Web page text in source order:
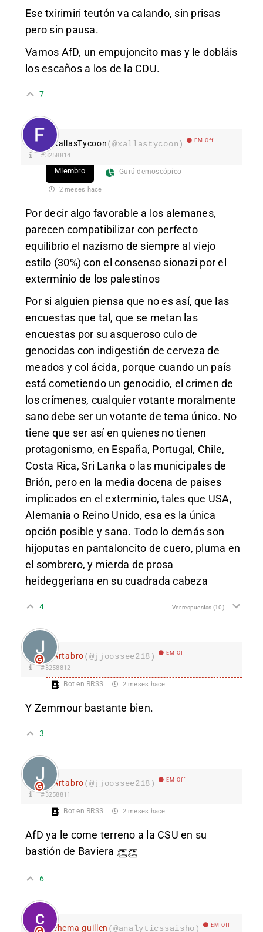
Ese txirimiri teutón va calando, sin prisas
pero sin pausa.
Vamos AfD, un empujoncito mas y le dobláis
los escaños a los de la CDU.
7
XallasTycoon(@xallastycoon) EM Off
#3258814
Miembro Gurú demoscópico
2 meses hace
Por decir algo favorable a los alemanes,
parecen compatibilizar con perfecto
equilibrio el nazismo de siempre al viejo
estilo (30%) con el consenso sionazi por el
exterminio de los palestinos
Por si alguien piensa que no es así, que las
encuestas que tal, que se metan las
encuestas por su asqueroso culo de
genocidas con indigestión de cerveza de
meados y col ácida, porque cuando un país
está cometiendo un genocidio, el crimen de
los crímenes, cualquier votante moralmente
sano debe ser un votante de tema único. No
tiene que ser así en quienes no tienen
protagonismo, en España, Portugal, Chile,
Costa Rica, Sri Lanka o las municipales de
Brión, pero en la media docena de paises
implicados en el exterminio, tales que USA,
Alemania o Reino Unido, esa es la única
opción posible y sana. Todo lo demás son
hijoputas en pantaloncito de cuero, pluma en
el sombrero, y mierda de prosa
heideggeriana en su cuadrada cabeza
4 Ver respuestas (10)
Ártabro(@jjoossee218) EM Off
#3258812
Bot en RRSS 2 meses hace
Y Zemmour bastante bien.
3
Ártabro(@jjoossee218) EM Off
#3258811
Bot en RRSS 2 meses hace
AfD ya le come terreno a la CSU en su
bastión de Baviera 👏👏
6
chema guillen (@analyticssaisho) EM Off